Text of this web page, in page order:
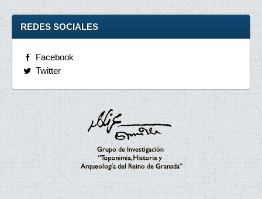
REDES SOCIALES
Facebook
Twitter